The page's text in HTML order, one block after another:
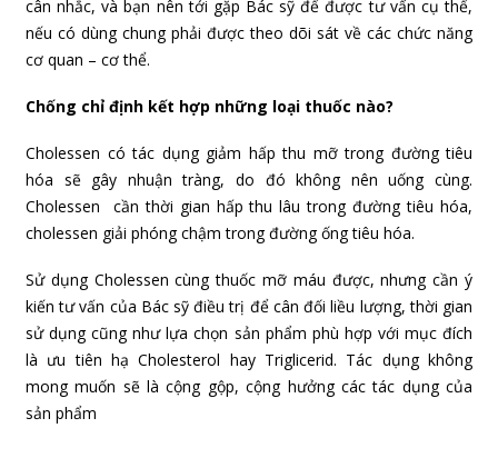
cân nhắc, và bạn nên tới gặp Bác sỹ để được tư vấn cụ thể,
nếu có dùng chung phải được theo dõi sát về các chức năng
cơ quan – cơ thể.
Chống chỉ định kết hợp những loại thuốc nào?
Cholessen có tác dụng giảm hấp thu mỡ trong đường tiêu
hóa sẽ gây nhuận tràng, do đó không nên uống cùng.
Cholessen cần thời gian hấp thu lâu trong đường tiêu hóa,
cholessen giải phóng chậm trong đường ống tiêu hóa.
Sử dụng Cholessen cùng thuốc mỡ máu được, nhưng cần ý
kiến tư vấn của Bác sỹ điều trị để cân đối liều lượng, thời gian
sử dụng cũng như lựa chọn sản phẩm phù hợp với mục đích
là ưu tiên hạ Cholesterol hay Triglicerid. Tác dụng không
mong muốn sẽ là cộng gộp, cộng hưởng các tác dụng của
sản phẩm